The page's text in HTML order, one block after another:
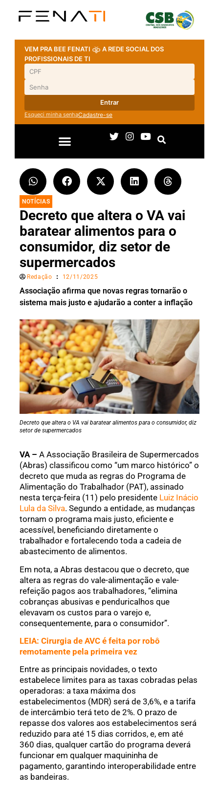
VEM PRA BEE FENATI
A REDE SOCIAL DOS
PROFISSIONAIS DE TI
Entrar
Esqueci minha senhaCadastre-se
NOTÍCIAS
Decreto que altera o VA vai
baratear alimentos para o
consumidor, diz setor de
supermercados
Redação 12/11/2025
Associação afirma que novas regras tornarão o
sistema mais justo e ajudarão a conter a inflação
Decreto que altera o VA vai baratear alimentos para o consumidor, diz
setor de supermercados
VA – A Associação Brasileira de Supermercados
(Abras) classificou como “um marco histórico” o
decreto que muda as regras do Programa de
Alimentação do Trabalhador (PAT), assinado
nesta terça-feira (11) pelo presidente Luiz Inácio
Lula da Silva. Segundo a entidade, as mudanças
tornam o programa mais justo, eficiente e
acessível, beneficiando diretamente o
trabalhador e fortalecendo toda a cadeia de
abastecimento de alimentos.
Em nota, a Abras destacou que o decreto, que
altera as regras do vale-alimentação e vale-
refeição pagos aos trabalhadores, “elimina
cobranças abusivas e penduricalhos que
elevavam os custos para o varejo e,
consequentemente, para o consumidor”.
LEIA: Cirurgia de AVC é feita por robô
remotamente pela primeira vez
Entre as principais novidades, o texto
estabelece limites para as taxas cobradas pelas
operadoras: a taxa máxima dos
estabelecimentos (MDR) será de 3,6%, e a tarifa
de intercâmbio terá teto de 2%. O prazo de
repasse dos valores aos estabelecimentos será
reduzido para até 15 dias corridos, e, em até
360 dias, qualquer cartão do programa deverá
funcionar em qualquer maquininha de
pagamento, garantindo interoperabilidade entre
as bandeiras.